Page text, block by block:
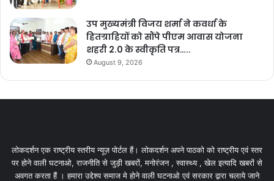
उप मुख्यमंत्री विजय शर्मा ने कवर्धा के
हितग्राहियों को सौंपे पीएम आवास योजना
शहरी 2.0 के स्वीकृति पत्र…..
August 9, 2026
लोकदर्शन एक राष्ट्रीय स्तरीय न्यूज़ पोर्टल हैं। लोकदर्शन अपने पाठको को राष्ट्रीय एवं स्तर
पर होने वाली घटनाओ, राजनीति से जुड़ी खबरों, मनोरंजन , स्वास्थ्य , खेल इत्यादि खबरों से
अवगत करता हैं । हमारा उद्देश्य समाज मे होने वाली घटनाओ एवं सरकार द्वारा चलाये जाने